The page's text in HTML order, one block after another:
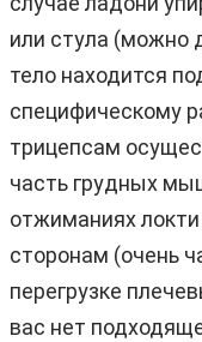
или стула (можно
тело находится
специфическому
трицепсам
часть грудных
отжиманиях
сторонам (очень
перегрузке
вас нет